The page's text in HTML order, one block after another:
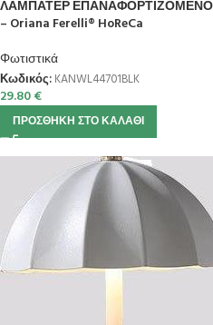
ΛΑΜΠΑΤΕΡ ΕΠΑΝΑΦΟΡΤΙΖΟΜΕΝΟ
– Oriana Ferelli® HoReCa
Φωτιστικά
Κωδικός: KANWL44701BLK
29.80€
ΠΡΟΣΘΉΚΗ ΣΤΟ ΚΑΛΆΘΙ